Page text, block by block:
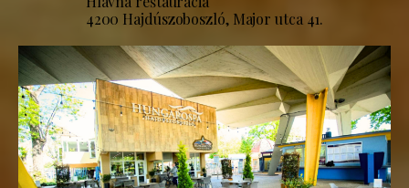
4200 Hajdúszoboszló, Major utca 41.